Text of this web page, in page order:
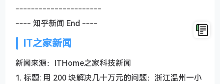
----------------------
---- 知乎新闻 End ----
IT之家新闻
新闻来源：ITHome之家科技新闻
1. 标题: 用 200 块解决几十万元的问题：浙江温州一小